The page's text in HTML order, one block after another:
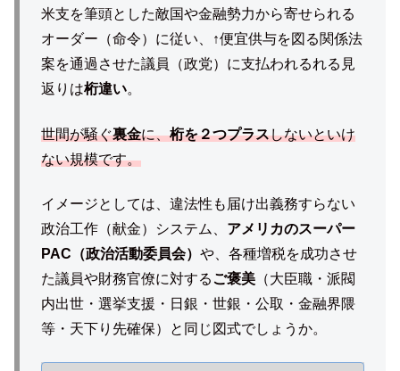
米支を筆頭とした敵国や金融勢力から寄せられる
オーダー（命令）に従い、↑便宜供与を図る関係法
案を通過させた議員（政党）に支払われるれる見
返りは桁違い。
世間が騒ぐ裏金に、桁を２つプラスしないといけ
ない規模です。
イメージとしては、違法性も届け出義務すらない
政治工作（献金）システム、 アメリカのスーパー
PAC（政治活動委員会） や、各種増税を成功させ
た議員や財務官僚に対するご褒美 （大臣職・派閥
内出世・選挙支援・日銀・世銀・公取・金融界隈
等・天下り先確保）と同じ図式でしょうか。